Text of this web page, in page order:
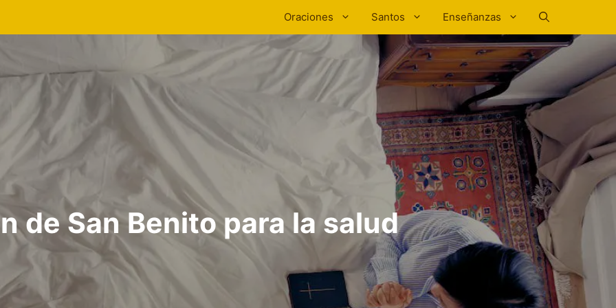
Oraciones Santos Enseñanzas
de San Benito para la salud